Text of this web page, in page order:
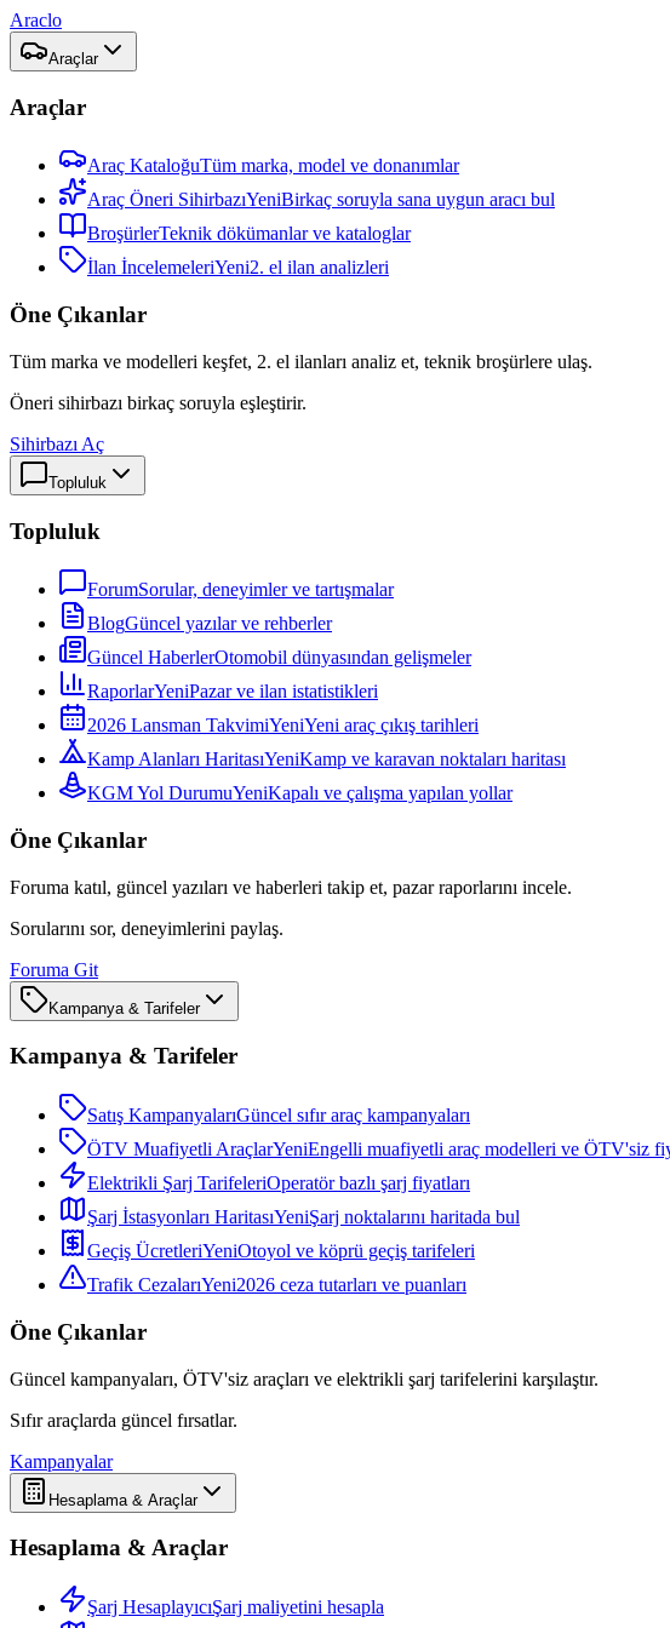
Araclo
Araçlar
Araçlar
Araç KataloğuTüm marka, model ve donanımlar
Araç Öneri SihirbazıYeniBirkaç soruyla sana uygun aracı bul
BroşürlerTeknik dökümanlar ve kataloglar
İlan İncelemeleriYeni2. el ilan analizleri
Öne Çıkanlar
Tüm marka ve modelleri keşfet, 2. el ilanları analiz et, teknik broşürlere ulaş.
Öneri sihirbazı birkaç soruyla eşleştirir.
Sihirbazı Aç
Topluluk
Topluluk
ForumSorular, deneyimler ve tartışmalar
BlogGüncel yazılar ve rehberler
Güncel HaberlerOtomobil dünyasından gelişmeler
RaporlarYeniPazar ve ilan istatistikleri
2026 Lansman TakvimiYeniYeni araç çıkış tarihleri
Kamp Alanları HaritasıYeniKamp ve karavan noktaları haritası
KGM Yol DurumuYeniKapalı ve çalışma yapılan yollar
Öne Çıkanlar
Foruma katıl, güncel yazıları ve haberleri takip et, pazar raporlarını incele.
Sorularını sor, deneyimlerini paylaş.
Foruma Git
Kampanya & Tarifeler
Kampanya & Tarifeler
Satış KampanyalarıGüncel sıfır araç kampanyaları
ÖTV Muafiyetli AraçlarYeniEngelli muafiyetli araç modelleri ve ÖTV'siz
Elektrikli Şarj TarifeleriOperatör bazlı şarj fiyatları
Şarj İstasyonları HaritasıYeniŞarj noktalarını haritada bul
Geçiş ÜcretleriYeniOtoyol ve köprü geçiş tarifeleri
Trafik CezalarıYeni2026 ceza tutarları ve puanları
Öne Çıkanlar
Güncel kampanyaları, ÖTV'siz araçları ve elektrikli şarj tarifelerini karşılaştır.
Sıfır araçlarda güncel fırsatlar.
Kampanyalar
Hesaplama & Araçlar
Hesaplama & Araçlar
Şarj HesaplayıcıŞarj maliyetini hesapla